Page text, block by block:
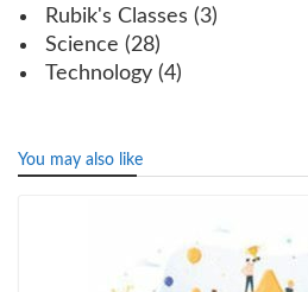
Rubik's Classes (3)
Science (28)
Technology (4)
You may also like